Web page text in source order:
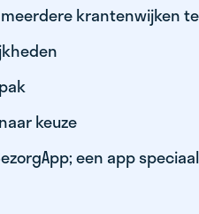
krantenwijken
keuze
een app